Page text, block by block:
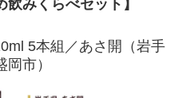
飲みくらべセット】
5本組／あさ開（岩手
岡市）